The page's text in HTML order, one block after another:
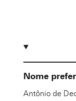
Nome
Antônio de